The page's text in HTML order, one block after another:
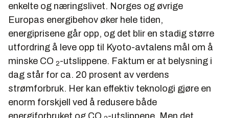
enkelte og næringslivet. Norges og øvrige
Europas energibehov øker hele tiden,
energiprisene går opp, og det blir en stadig større
utfordring å leve opp til Kyoto-avtalens mål om å
minske CO 2-utslippene. Faktum er at belysning i
dag står for ca. 20 prosent av verdens
strømforbruk. Her kan effektiv teknologi gjøre en
enorm forskjell ved å redusere både
energiforbruket og CO
-utslippene. Men det